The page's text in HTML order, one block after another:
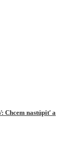
Chcem nastúpiť a